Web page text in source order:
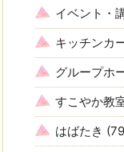
イベント・
キッチンカ
グループホ
すこやか教
はばたき